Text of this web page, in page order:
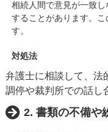
相続人間で意見が一致
することがあります。
す。
対処法
弁護士に相談して、法
調停や裁判所での話し
2. 書類の不備や